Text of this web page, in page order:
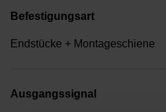
Befestigungsart
Endstücke + Montageschiene
Ausgangssignal